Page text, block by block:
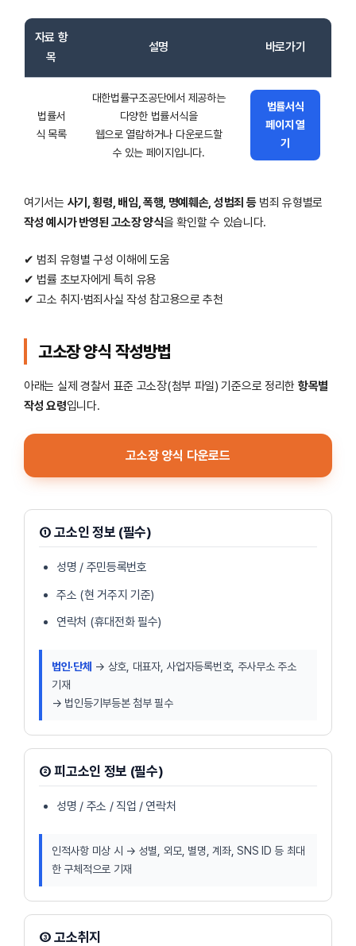
자료 항
목
설명 바로가기
법률서
식 목록
대한법률구조공단에서 제공하는
다양한 법률서식을
웹으로 열람하거나 다운로드할
수 있는 페이지입니다.
법률서식
페이지 열
기
여기서는 사기, 횡령, 배임, 폭행, 명예훼손, 성범죄 등범죄 유형별로
작성 예시가 반영된 고소장 양식을 확인할 수 있습니다.
✔ 범죄 유형별 구성 이해에 도움
✔ 법률 초보자에게 특히 유용
✔ 고소 취지·범죄사실 작성 참고용으로 추천
고소장 양식 작성방법
아래는 실제 경찰서 표준 고소장(첨부 파일) 기준으로 정리한 항목별
작성 요령입니다.
고소장 양식 다운로드
① 고소인 정보 (필수)
성명 / 주민등록번호
주소 (현 거주지 기준)
연락처 (휴대전화 필수)
법인·단체
→ 상호, 대표자, 사업자등록번호, 주사무소 주소
기재
→ 법인등기부등본 첨부 필수
② 피고소인 정보 (필수)
성명 / 주소 / 직업 / 연락처
인적사항 미상 시 → 성별, 외모, 별명, 계좌, SNS ID 등 최대
한 구체적으로 기재
③ 고소취지